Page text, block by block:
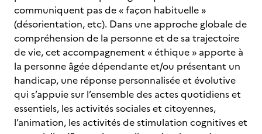
communiquent pas de « façon habituelle »
(désorientation, etc). Dans une approche globale de
compréhension de la personne et de sa trajectoire
de vie, cet accompagnement « éthique » apporte à
la personne âgée dépendante et/ou présentant un
handicap, une réponse personnalisée et évolutive
qui s’appuie sur l’ensemble des actes quotidiens et
essentiels, les activités sociales et citoyennes,
l’animation, les activités de stimulation cognitives et